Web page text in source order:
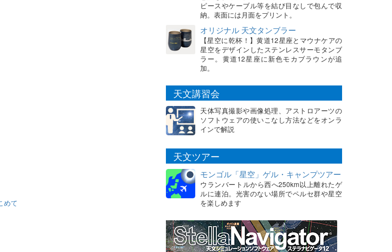
めて
ピースやケーブル等を結び目なしで包んで収
納。表面には月面をプリント。
オリジナル 天文タンブラー
【星空に乾杯！】黄道12星座とマウナケアの
星空をデザインしたステンレスサーモタンブ
ラー。黄道12星座に新色モカブラウンが追
加。
天文講習会
天体写真撮影や画像処理、アストロアーツの
ソフトウェアの使いこなし方法などをオンラ
インで解説
天文ツアー
モンゴル「星空」ゲル・キャンプツアー
ウランバートルから西へ250km以上離れたゲ
ルに連泊。光害のない場所でペルセ群や星空
を楽しめます